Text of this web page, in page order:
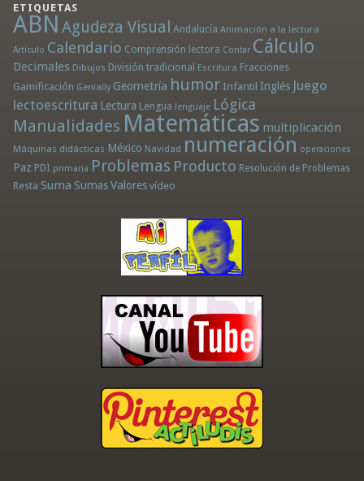
ETIQUETAS
ABN Agudeza Visual Andalucía Animación a la lectura
Artículo Calendario Comprensión lectora Contar Cálculo
Decimales Dibujos División tradicional Escritura Fracciones
Gamificación Genially Geometría humor Infantil Inglés Juego
lectoescritura Lectura Lengua lenguaje Lógica
Manualidades Matemáticas multiplicación
Máquinas didácticas México Navidad numeración operaciones
Paz PDI primaria Problemas Producto Resolución de Problemas
Resta Suma Sumas Valores vídeo